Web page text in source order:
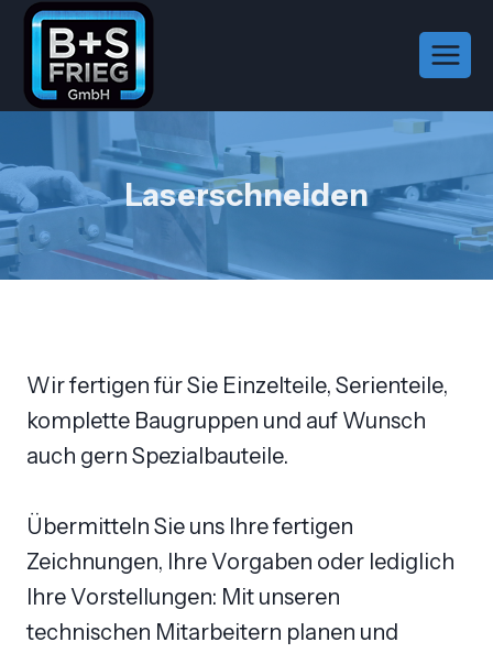
Zum
Inhalt
springen
Laserschneiden
Wir fertigen für Sie Einzelteile, Serienteile,
komplette Baugruppen und auf Wunsch
auch gern Spezialbauteile.
Übermitteln Sie uns Ihre fertigen
Zeichnungen, Ihre Vorgaben oder lediglich
Ihre Vorstellungen: Mit unseren
technischen Mitarbeitern planen und